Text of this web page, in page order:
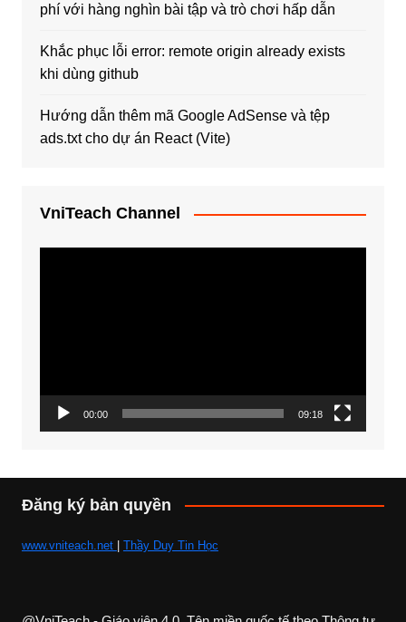
phí với hàng nghìn bài tập và trò chơi hấp dẫn
Khắc phục lỗi error: remote origin already exists
khi dùng github
Hướng dẫn thêm mã Google AdSense và tệp
ads.txt cho dự án React (Vite)
VniTeach Channel
00:00 09:18
Đăng ký bản quyền
www.vniteach.net | Thầy Duy Tin Học